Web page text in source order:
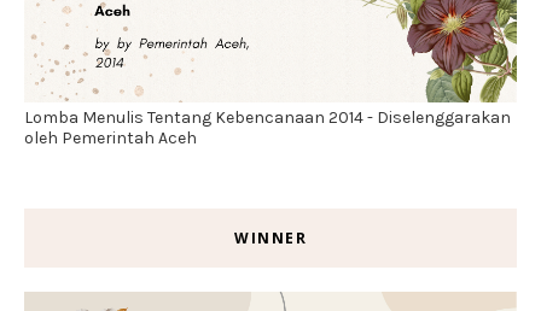
Lomba Menulis Tentang Kebencanaan 2014 - Diselenggarakan
oleh Pemerintah Aceh
WINNER